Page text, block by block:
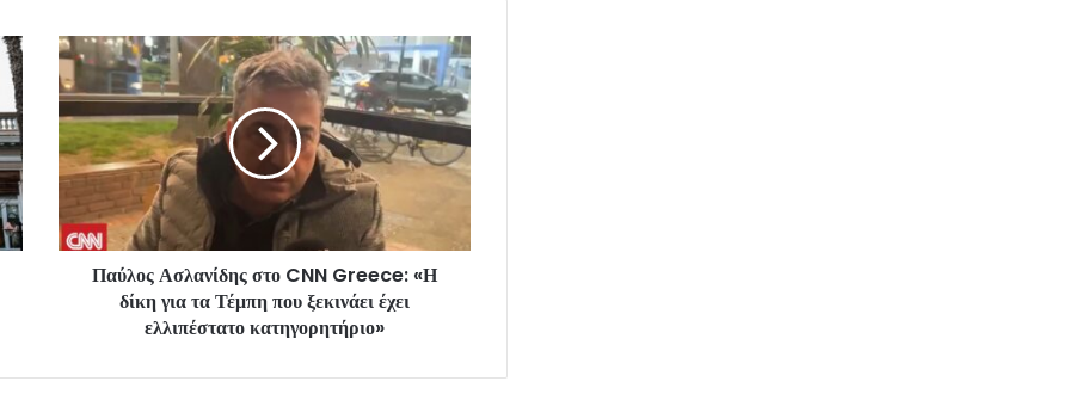
Παύλος Ασλανίδης στο CNN Greece: «Η
δίκη για τα Τέμπη που ξεκινάει έχει
ελλιπέστατο κατηγορητήριο»